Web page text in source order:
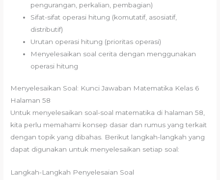
pengurangan, perkalian, pembagian)
Sifat-sifat operasi hitung (komutatif, asosiatif,
distributif)
Urutan operasi hitung (prioritas operasi)
Menyelesaikan soal cerita dengan menggunakan
operasi hitung
Menyelesaikan Soal: Kunci Jawaban Matematika Kelas 6
Halaman 58
Untuk menyelesaikan soal-soal matematika di halaman 58,
kita perlu memahami konsep dasar dan rumus yang terkait
dengan topik yang dibahas. Berikut langkah-langkah yang
dapat digunakan untuk menyelesaikan setiap soal:
Langkah-Langkah Penyelesaian Soal